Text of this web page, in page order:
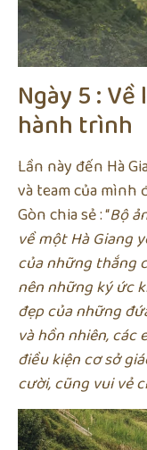
Ngày 5 :
hành trình
Lần này đến Hà
và team của mình
Gòn chia sẻ : “Bộ
về một Hà Giang
của những thắng
nên những ký ức
đẹp của những
và hồn nhiên,
điều kiện cơ sở
cười, cũng vui vẻ